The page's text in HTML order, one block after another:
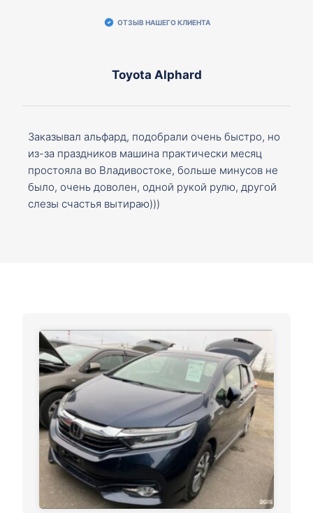
ОТЗЫВ НАШЕГО КЛИЕНТА
Toyota Alphard
Заказывал альфард, подобрали очень быстро, но
из-за праздников машина практически месяц
простояла во Владивостоке, больше минусов не
было, очень доволен, одной рукой рулю, другой
слезы счастья вытираю)))